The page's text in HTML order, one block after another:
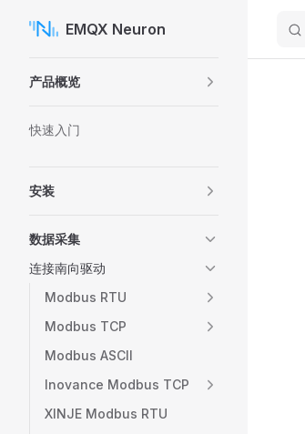
Skip to contentEMQX Neuron
产品概览
快速入门
安装
数据采集
连接南向驱动
Modbus RTU
Modbus TCP
Modbus ASCII
Inovance Modbus TCP
XINJE Modbus RTU